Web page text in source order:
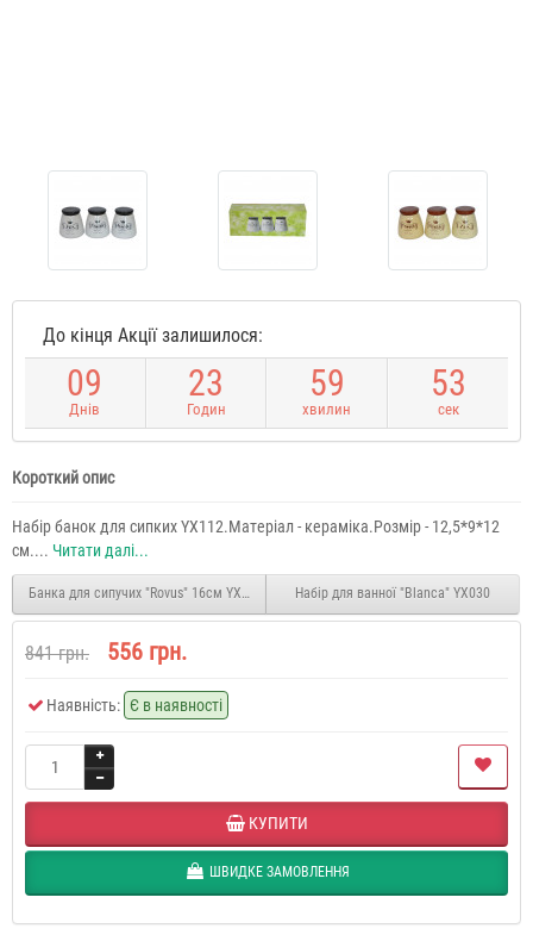
До кінця Акції залишилося:
09
Днів
23
Годин
59
хвилин
52
сек
Короткий опис
Набір банок для сипких YX112.Матеріал - кераміка.Розмір - 12,5*9*12
см.... Читати далі...
Банка для сипучих "Rovus" 16см YX114 Набір для ванної "Blanca" YX030
841 грн. 556 грн.
Наявність: Є в наявності
КУПИТИ
ШВИДКЕ ЗАМОВЛЕННЯ